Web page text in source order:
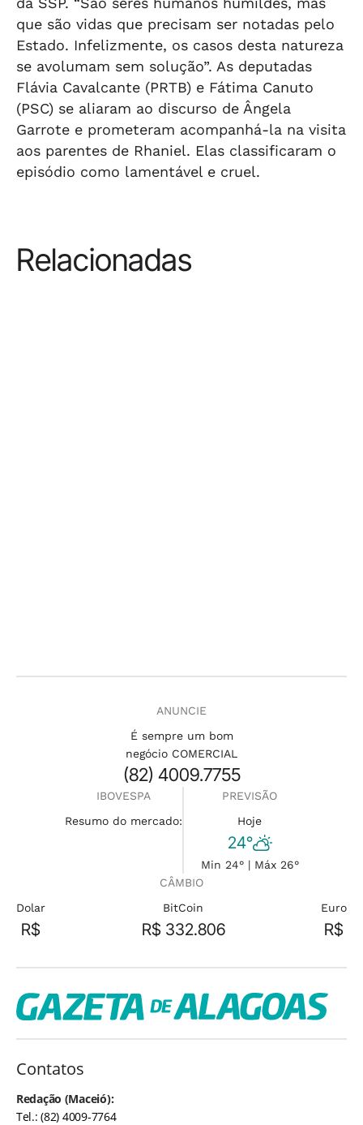
que são vidas que precisam ser notadas pelo
Estado. Infelizmente, os casos desta natureza
se avolumam sem solução”. As deputadas
Flávia Cavalcante (PRTB) e Fátima Canuto
(PSC) se aliaram ao discurso de Ângela
Garrote e prometeram acompanhá-la na visita
aos parentes de Rhaniel. Elas classificaram o
episódio como lamentável e cruel.
Relacionadas
ANUNCIE
É sempre um bom
negócio COMERCIAL
(82) 4009.7755
IBOVESPA
Resumo do mercado:
PREVISÃO
Hoje
24°
Min 24° | Máx 26°
CÂMBIO
Dolar
R$
BitCoin
R$ 332.806
Euro
R$
Contatos
Redação (Maceió):
Tel.: (82) 4009-7764